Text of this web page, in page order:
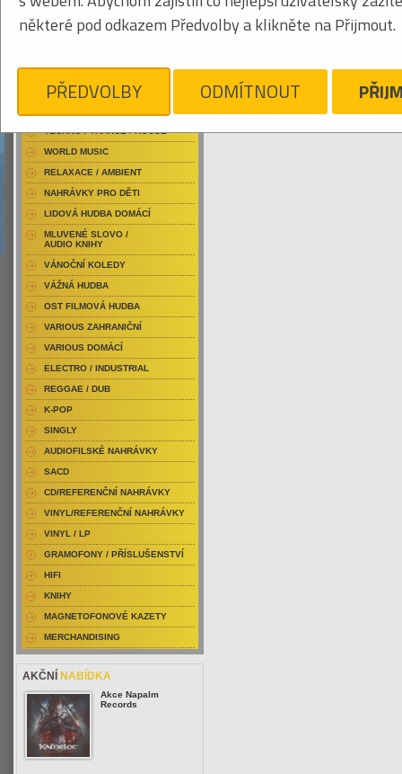
NITRO
Je nám líto, ale pro daný žánr/kategorii
RAP / HIP HOP DOMÁCÍ
RAP / HIP HOP ZAHRANIČNÍ
DVD / HUDBA
PUNK / HARDCORE
TECHNO / TRANCE / HOUSE
WORLD MUSIC
RELAXACE / AMBIENT
NAHRÁVKY PRO DĚTI
LIDOVÁ HUDBA DOMÁCÍ
MLUVENÉ SLOVO /
AUDIO KNIHY
VÁNOČNÍ KOLEDY
VÁŽNÁ HUDBA
OST FILMOVÁ HUDBA
VARIOUS ZAHRANIČNÍ
VARIOUS DOMÁCÍ
ELECTRO / INDUSTRIAL
REGGAE / DUB
K-POP
SINGLY
AUDIOFILSKÉ NAHRÁVKY
SACD
CD/REFERENČNÍ NAHRÁVKY
VINYL/REFERENČNÍ NAHRÁVKY
VINYL / LP
GRAMOFONY / PŘÍSLUŠENSTVÍ
HIFI
KNIHY
MAGNETOFONOVÉ KAZETY
MERCHANDISING
AKČNÍ NABÍDKA
Akce Napalm
Records
některé pod odkazem Předvolby a klikněte na Přijmout.
PŘEDVOLBY ODMÍTNOUT